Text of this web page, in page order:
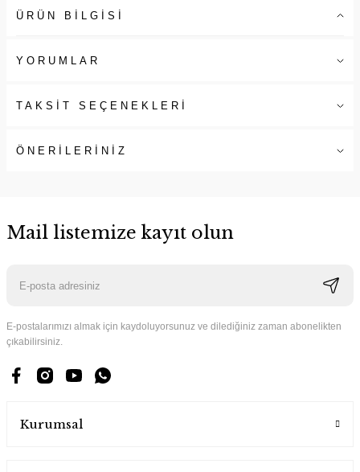
ÜRÜN BİLGİSİ
YORUMLAR
TAKSİT SEÇENEKLERİ
ÖNERİLERİNİZ
Mail listemize kayıt olun
E-postalarımızı almak için kaydoluyorsunuz ve dilediğiniz zaman abonelikten
çıkabilirsiniz.
Kurumsal